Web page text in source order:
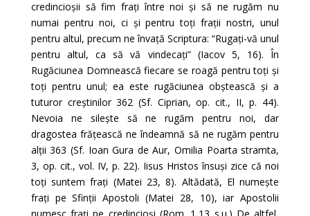
credincioșii să fim frați între noi și să ne rugăm nu
numai pentru noi, ci și pentru toți frații nostri, unul
pentru altul, precum ne învață Scriptura: “Rugați-vă unul
pentru altul, ca să vă vindecați” (Iacov 5, 16). În
Rugăciunea Domnească fiecare se roagă pentru toți și
toți pentru unul; ea este rugăciunea obștească și a
tuturor creștinilor 362 (Sf. Ciprian, op. cit., II, p. 44).
Nevoia ne silește să ne rugăm pentru noi, dar
dragostea frățească ne îndeamnă să ne rugăm pentru
alții 363 (Sf. Ioan Gura de Aur, Omilia Poarta stramta,
3, op. cit., vol. IV, p. 22). Iisus Hristos însuși zice că noi
toți suntem frați (Matei 23, 8). Altădată, El numește
frați pe Sfinții Apostoli (Matei 28, 10), iar Apostolii